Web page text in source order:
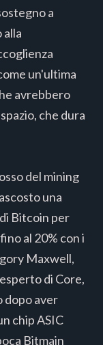
a
un'ultima
avrebbero
che dura
del mining
una
Bitcoin per
al 20% con i
Maxwell,
di Core,
dopo aver
chip ASIC
Bitmain